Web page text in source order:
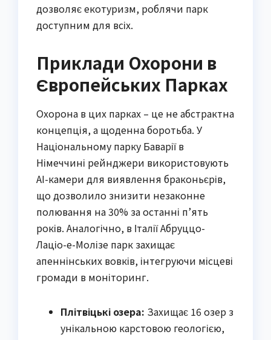
дозволяє екотуризм, роблячи парк
доступним для всіх.
Приклади Охорони в
Європейських Парках
Охорона в цих парках – це не абстрактна
концепція, а щоденна боротьба. У
Національному парку Баварії в
Німеччині рейнджери використовують
AI-камери для виявлення браконьєрів,
що дозволило знизити незаконне
полювання на 30% за останні п’ять
років. Аналогічно, в Італії Абруццо-
Лаціо-е-Молізе парк захищає
апеннінських вовків, інтегруючи місцеві
громади в моніторинг.
Плітвіцькі озера: Захищає 16 озер з
унікальною карстовою геологією,